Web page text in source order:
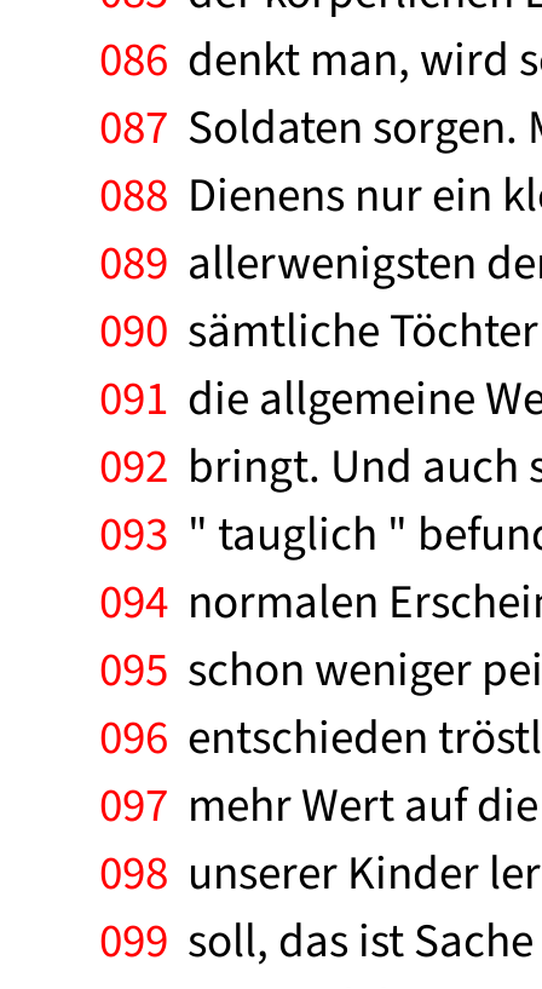
086 denkt man, wird
087 Soldaten sorgen.
088 Dienens nur ein
089 allerwenigsten
090 sämtliche
091 die allgemeine
092 bringt. Und auch
093 " tauglich "
094 normalen
095 schon weniger
096 entschieden
097 mehr Wert auf
098 unserer Kinder
099 soll, das ist